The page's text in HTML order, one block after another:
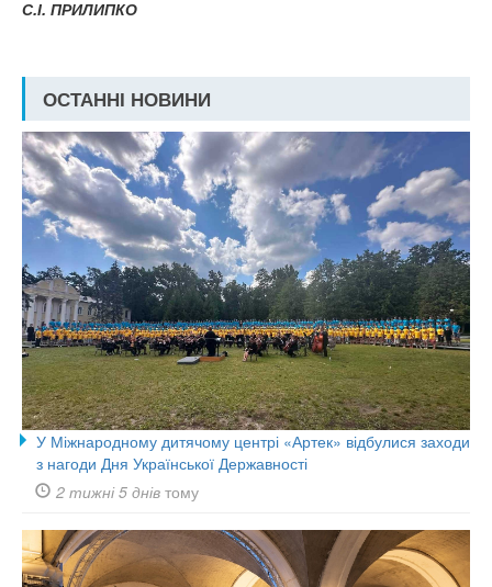
С.І. ПРИЛИПКО
ОСТАННІ НОВИНИ
У Міжнародному дитячому центрі «Артек» відбулися заходи
з нагоди Дня Української Державності
2 тижні 5 днів тому